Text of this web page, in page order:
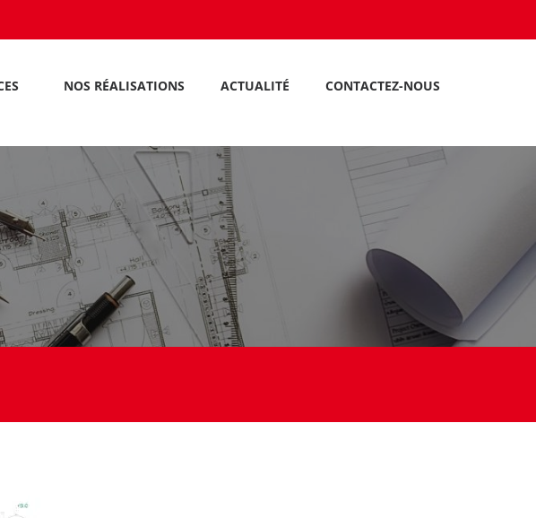
NOS RÉALISATIONS ACTUALITÉ CONTACTEZ-NOUS